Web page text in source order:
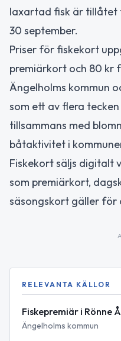
laxartad fisk är tillåtet
30 september.
Priser för fiskekort
premiärkort och 80 kr
Ängelholms kommun
som ett av flera
tillsammans med
båtaktivitet i
Fiskekort säljs digitalt
som premiärkort,
säsongskort gäller för
RELEVANTA KÄLLOR
Fiskepremiär i Rönne
Ängelholms kommun